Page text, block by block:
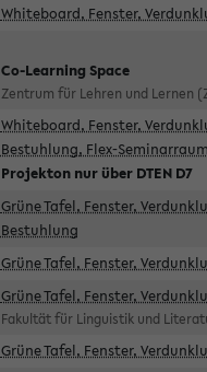
Whiteboard, Fenster,
Co-Learning Space
Zentrum für Lehren und Lernen
Whiteboard, Fenster,
Bestuhlung, Flex-Seminarraum
Projekton nur über DTEN D7
Grüne Tafel, Fenster,
Bestuhlung
Grüne Tafel, Fenster,
Grüne Tafel, Fenster,
Fakultät für Linguistik und
Grüne Tafel, Fenster,